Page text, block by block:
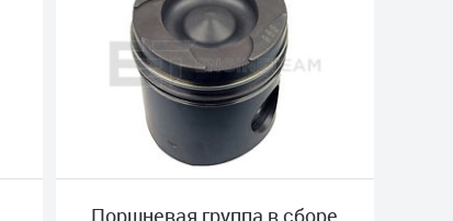
Поршневая группа в сборе